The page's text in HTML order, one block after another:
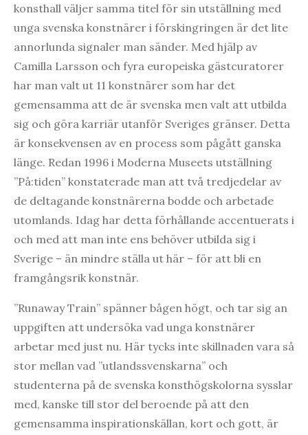
konsthall väljer samma titel för sin utställning med
unga svenska konstnärer i förskingringen är det lite
annorlunda signaler man sänder. Med hjälp av
Camilla Larsson och fyra europeiska gästcuratorer
har man valt ut 11 konstnärer som har det
gemensamma att de är svenska men valt att utbilda
sig och göra karriär utanför Sveriges gränser. Detta
är konsekvensen av en process som pågått ganska
länge. Redan 1996 i Moderna Museets utställning
”På:tiden” konstaterade man att två tredjedelar av
de deltagande konstnärerna bodde och arbetade
utomlands. Idag har detta förhållande accentuerats i
och med att man inte ens behöver utbilda sig i
Sverige – än mindre ställa ut här – för att bli en
framgångsrik konstnär.
”Runaway Train” spänner bågen högt, och tar sig an
uppgiften att undersöka vad unga konstnärer
arbetar med just nu. Här tycks inte skillnaden vara så
stor mellan vad ”utlandssvenskarna” och
studenterna på de svenska konsthögskolorna sysslar
med, kanske till stor del beroende på att den
gemensamma inspirationskällan, kort och gott, är